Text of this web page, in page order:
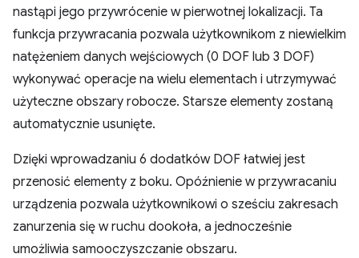
nastąpi jego przywrócenie w pierwotnej lokalizacji. Ta
funkcja przywracania pozwala użytkownikom z niewielkim
natężeniem danych wejściowych (0 DOF lub 3 DOF)
wykonywać operacje na wielu elementach i utrzymywać
użyteczne obszary robocze. Starsze elementy zostaną
automatycznie usunięte.
Dzięki wprowadzaniu 6 dodatków DOF łatwiej jest
przenosić elementy z boku. Opóźnienie w przywracaniu
urządzenia pozwala użytkownikowi o sześciu zakresach
zanurzenia się w ruchu dookoła, a jednocześnie
umożliwia samooczyszczanie obszaru.